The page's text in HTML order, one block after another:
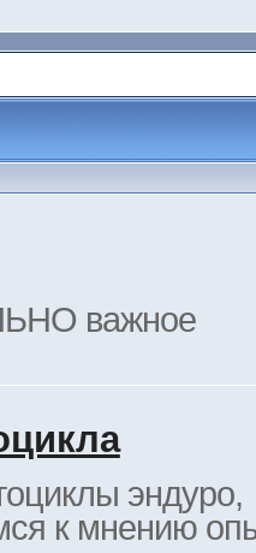
важное
эндуро,
к мнению